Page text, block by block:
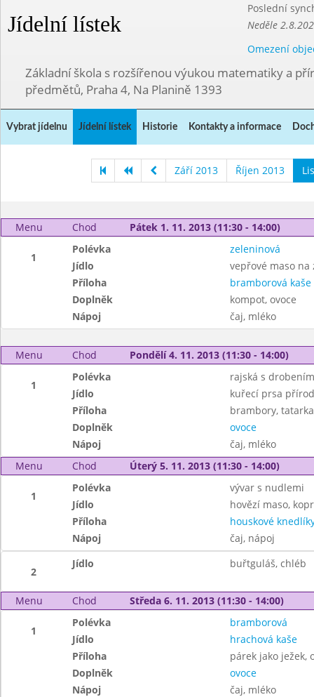
Jídelní lístek
Poslední
Neděle
Omezení
Základní škola s rozšířenou výukou matematiky a
předmětů, Praha 4, Na Planině 1393
Vybrat jídelnu Jídelní lístek Historie Kontakty a informace
Září 2013 Říjen 2013
Menu Chod Pátek 1. 11. 2013 (11:30 - 14:00)
1
Polévka
zeleninová
Jídlo
vepřové maso na
Příloha
bramborová kaše
Doplněk
kompot, ovoce
Nápoj
čaj, mléko
Menu Chod Pondělí 4. 11. 2013 (11:30 - 14:00)
1
Polévka
rajská s drobením
Jídlo
kuřecí prsa
Příloha
brambory, tatarka
Doplněk
ovoce
Nápoj
čaj, mléko
Menu
Chod Úterý 5. 11. 2013 (11:30 - 14:00)
1
Polévka
vývar s nudlemi
Jídlo
hovězí maso,
Příloha
houskové
Nápoj
čaj, nápoj
2
Jídlo buřtguláš, chléb
Menu Chod Středa 6. 11. 2013 (11:30 - 14:00)
1
Polévka
bramborová
Jídlo
hrachová kaše
Příloha
párek jako ježek,
Doplněk
ovoce
Nápoj
čaj, mléko